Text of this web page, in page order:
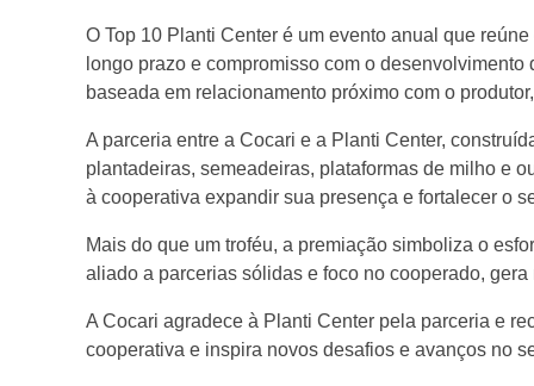
r
i
r
e
c
e
O Top 10 Planti Center é um evento anual que
longo prazo e compromisso com o
baseada em relacionamento próximo com o
A parceria entre a Cocari e a Planti Center,
plantadeiras, semeadeiras, plataformas de milho e
à cooperativa expandir sua presença e fortalecer o
Mais do que um troféu, a premiação simboliza o
aliado a parcerias sólidas e foco no cooperado,
A Cocari agradece à Planti Center pela parceria e
cooperativa e inspira novos desafios e avanços no